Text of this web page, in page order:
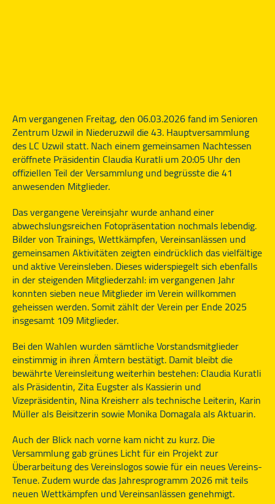
Am vergangenen Freitag, den 06.03.2026 fand im Senioren
Zentrum Uzwil in Niederuzwil die 43. Hauptversammlung
des LC Uzwil statt. Nach einem gemeinsamen Nachtessen
eröffnete Präsidentin Claudia Kuratli um 20:05 Uhr den
offiziellen Teil der Versammlung und begrüsste die 41
anwesenden Mitglieder.
Das vergangene Vereinsjahr wurde anhand einer
abwechslungsreichen Fotopräsentation nochmals lebendig.
Bilder von Trainings, Wettkämpfen, Vereinsanlässen und
gemeinsamen Aktivitäten zeigten eindrücklich das vielfältige
und aktive Vereinsleben. Dieses widerspiegelt sich ebenfalls
in der steigenden Mitgliederzahl: im vergangenen Jahr
konnten sieben neue Mitglieder im Verein willkommen
geheissen werden. Somit zählt der Verein per Ende 2025
insgesamt 109 Mitglieder.
Bei den Wahlen wurden sämtliche Vorstandsmitglieder
einstimmig in ihren Ämtern bestätigt. Damit bleibt die
bewährte Vereinsleitung weiterhin bestehen: Claudia Kuratli
als Präsidentin, Zita Eugster als Kassierin und
Vizepräsidentin, Nina Kreisherr als technische Leiterin, Karin
Müller als Beisitzerin sowie Monika Domagala als Aktuarin.
Auch der Blick nach vorne kam nicht zu kurz. Die
Versammlung gab grünes Licht für ein Projekt zur
Überarbeitung des Vereinslogos sowie für ein neues Vereins-
Tenue. Zudem wurde das Jahresprogramm 2026 mit teils
neuen Wettkämpfen und Vereinsanlässen genehmigt.